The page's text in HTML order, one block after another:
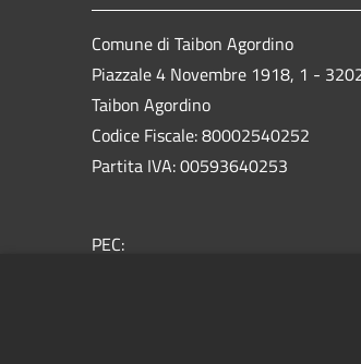
Comune di Taibon Agordino
Piazzale 4 Novembre 1918, 1 -
Taibon Agordino
Codice Fiscale: 80002540252
Partita IVA: 00593640253
PEC: